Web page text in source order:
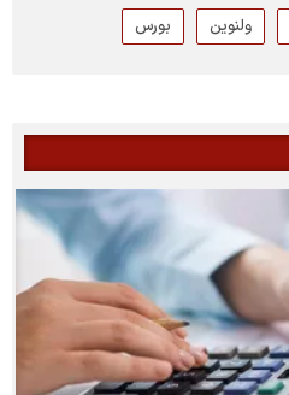
ولنوین بورس